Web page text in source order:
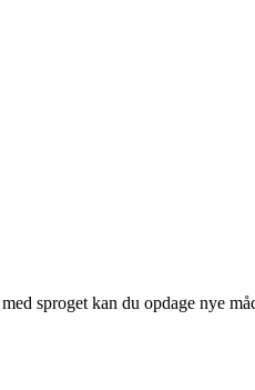
sproget kan du opdage nye